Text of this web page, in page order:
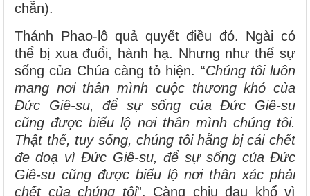
chẵn).
Thánh Phao-lô quả quyết điều đó. Ngài có
thể bị xua đuổi, hành hạ. Nhưng như thế sự
sống của Chúa càng tỏ hiện. “Chúng tôi luôn
mang nơi thân mình cuộc thương khó của
Đức Giê-su, để sự sống của Đức Giê-su
cũng được biểu lộ nơi thân mình chúng tôi.
Thật thế, tuy sống, chúng tôi hằng bị cái chết
đe doạ vì Đức Giê-su, để sự sống của Đức
Giê-su cũng được biểu lộ nơi thân xác phải
chết của chúng tôi”. Càng chịu đau khổ vì